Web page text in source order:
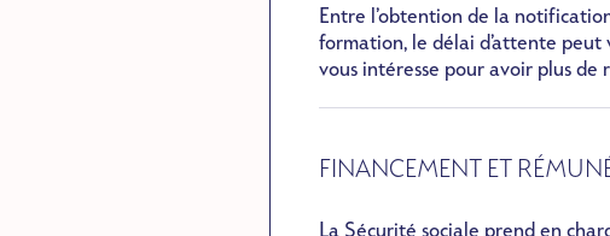
Entre l’obtention de la
formation, le délai d’attente
vous intéresse pour avoir plus de
FINANCEMENT ET
La Sécurité sociale prend en